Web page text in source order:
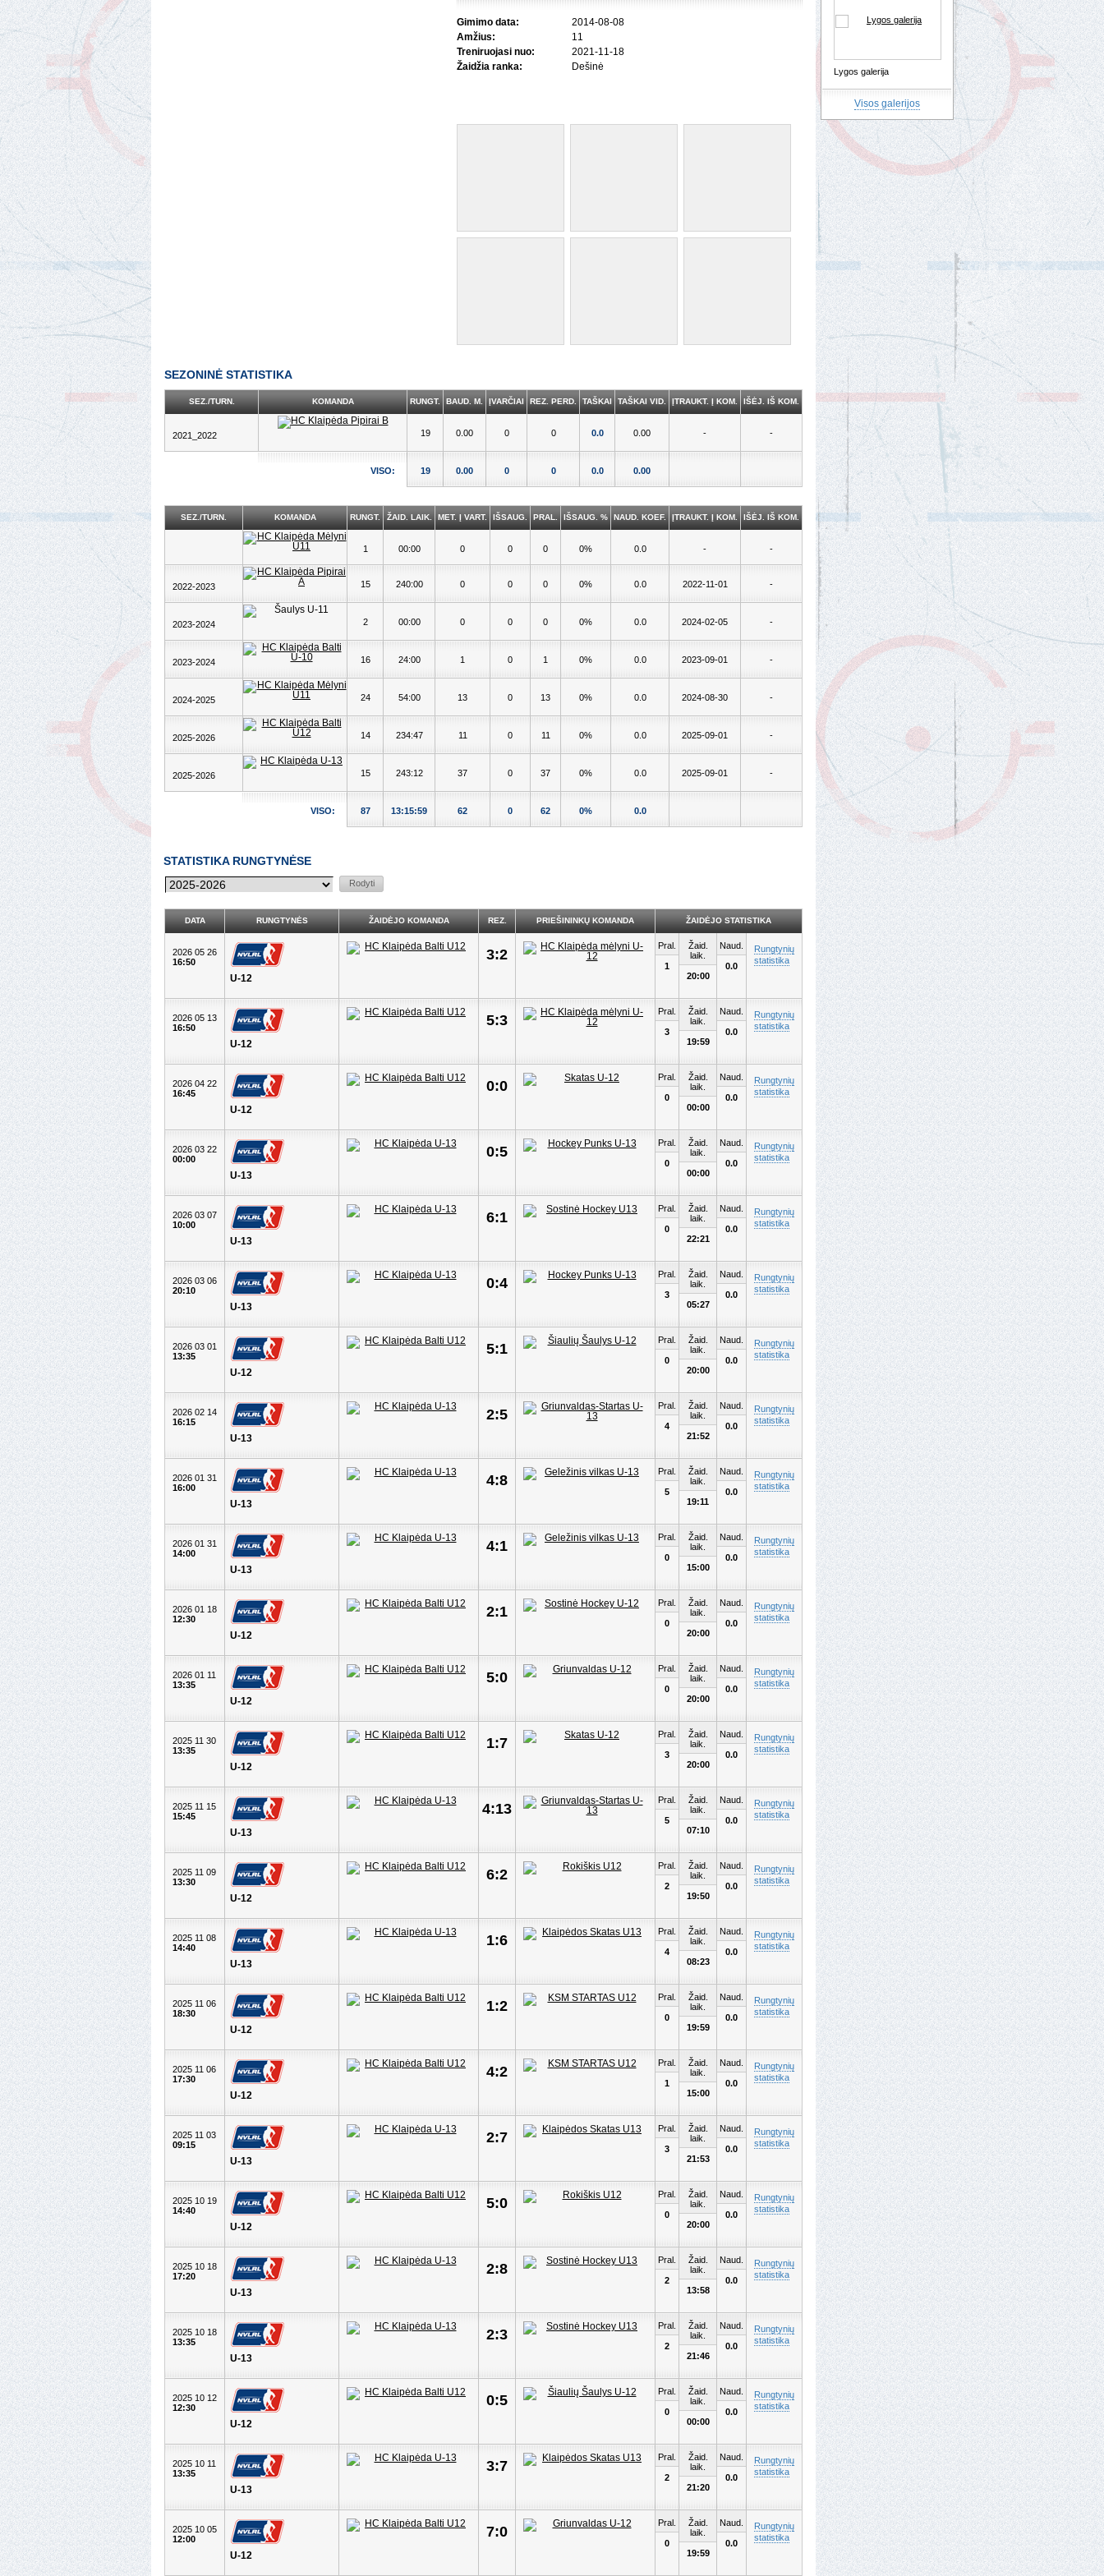
Gimimo data:
2014-08-08
Amžius:
11
Treniruojasi nuo:
2021-11-18
Žaidžia ranka:
Dešinė
SEZONINĖ STATISTIKA
SEZ./TURN. KOMANDA RUNGT. BAUD. M. ĮVARČIAI REZ. PERD. TAŠKAI TAŠKAI VID. ĮTRAUKT. Į KOM. IŠĖJ. IŠ KOM.
2021_2022 19 0.00 0 0 0.0 0.00 - -
VISO: 19 0.00 0 0 0.0 0.00
SEZ./TURN. KOMANDA RUNGT. ŽAID. LAIK. MET. Į VART. IŠSAUG. PRAL. IŠSAUG. % NAUD. KOEF. ĮTRAUKT. Į KOM. IŠĖJ. IŠ KOM.
1 00:00 0 0 0 0% 0.0 - -
2022-2023 15 240:00 0 0 0 0% 0.0 2022-11-01 -
2023-2024 2 00:00 0 0 0 0% 0.0 2024-02-05 -
2023-2024 16 24:00 1 0 1 0% 0.0 2023-09-01 -
2024-2025 24 54:00 13 0 13 0% 0.0 2024-08-30 -
2025-2026 14 234:47 11 0 11 0% 0.0 2025-09-01 -
2025-2026 15 243:12 37 0 37 0% 0.0 2025-09-01 -
VISO: 87 13:15:59 62 0 62 0% 0.0
STATISTIKA RUNGTYNĖSE
DATA RUNGTYNĖS ŽAIDĖJO KOMANDA REZ. PRIEŠININKŲ KOMANDA ŽAIDĖJO STATISTIKA
2026 05 26
16:50
U-12
3:2
Pral.
1
Žaid.
laik.
20:00
Naud.
0.0
Rungtynių
statistika
2026 05 13
16:50
U-12
5:3
Pral.
3
Žaid.
laik.
19:59
Naud.
0.0
Rungtynių
statistika
2026 04 22
16:45
U-12
0:0
Pral.
0
Žaid.
laik.
00:00
Naud.
0.0
Rungtynių
statistika
2026 03 22
00:00
U-13
0:5
Pral.
0
Žaid.
laik.
00:00
Naud.
0.0
Rungtynių
statistika
2026 03 07
10:00
U-13
6:1
Pral.
0
Žaid.
laik.
22:21
Naud.
0.0
Rungtynių
statistika
2026 03 06
20:10
U-13
0:4
Pral.
3
Žaid.
laik.
05:27
Naud.
0.0
Rungtynių
statistika
2026 03 01
13:35
U-12
5:1
Pral.
0
Žaid.
laik.
20:00
Naud.
0.0
Rungtynių
statistika
2026 02 14
16:15
U-13
2:5
Pral.
4
Žaid.
laik.
21:52
Naud.
0.0
Rungtynių
statistika
2026 01 31
16:00
U-13
4:8
Pral.
5
Žaid.
laik.
19:11
Naud.
0.0
Rungtynių
statistika
2026 01 31
14:00
U-13
4:1
Pral.
0
Žaid.
laik.
15:00
Naud.
0.0
Rungtynių
statistika
2026 01 18
12:30
U-12
2:1
Pral.
0
Žaid.
laik.
20:00
Naud.
0.0
Rungtynių
statistika
2026 01 11
13:35
U-12
5:0
Pral.
0
Žaid.
laik.
20:00
Naud.
0.0
Rungtynių
statistika
2025 11 30
13:35
U-12
1:7
Pral.
3
Žaid.
laik.
20:00
Naud.
0.0
Rungtynių
statistika
2025 11 15
15:45
U-13
4:13
Pral.
5
Žaid.
laik.
07:10
Naud.
0.0
Rungtynių
statistika
2025 11 09
13:30
U-12
6:2
Pral.
2
Žaid.
laik.
19:50
Naud.
0.0
Rungtynių
statistika
2025 11 08
14:40
U-13
1:6
Pral.
4
Žaid.
laik.
08:23
Naud.
0.0
Rungtynių
statistika
2025 11 06
18:30
U-12
1:2
Pral.
0
Žaid.
laik.
19:59
Naud.
0.0
Rungtynių
statistika
2025 11 06
17:30
U-12
4:2
Pral.
1
Žaid.
laik.
15:00
Naud.
0.0
Rungtynių
statistika
2025 11 03
09:15
U-13
2:7
Pral.
3
Žaid.
laik.
21:53
Naud.
0.0
Rungtynių
statistika
2025 10 19
14:40
U-12
5:0
Pral.
0
Žaid.
laik.
20:00
Naud.
0.0
Rungtynių
statistika
2025 10 18
17:20
U-13
2:8
Pral.
2
Žaid.
laik.
13:58
Naud.
0.0
Rungtynių
statistika
2025 10 18
13:35
U-13
2:3
Pral.
2
Žaid.
laik.
21:46
Naud.
0.0
Rungtynių
statistika
2025 10 12
12:30
U-12
0:5
Pral.
0
Žaid.
laik.
00:00
Naud.
0.0
Rungtynių
statistika
2025 10 11
13:35
U-13
3:7
Pral.
2
Žaid.
laik.
21:20
Naud.
0.0
Rungtynių
statistika
2025 10 05
12:00
U-12
7:0
Pral.
0
Žaid.
laik.
19:59
Naud.
0.0
Rungtynių
statistika
Lygos galerija
Visos galerijos